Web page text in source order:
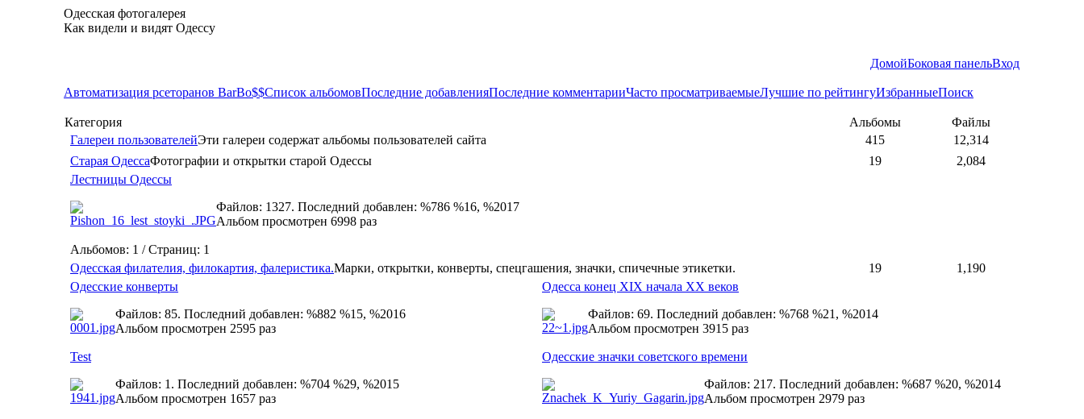
Одесская фотогалерея
Как видели и видят Одессу
ДомойБоковая панельВход
Автоматизация рсеторанов BarBo$$Список альбомовПоследние добавленияПоследние комментарииЧасто просматриваемыеЛучшие по рейтингуИзбранныеПоиск
Категория Альбомы
Файлы
Галереи пользователейЭти галереи содержат альбомы пользователей сайта 415
12,314
Старая ОдессаФотографии и открытки старой Одессы 19
2,084
Лестницы Одессы
Файлов: 1327. Последний добавлен: %786 %16, %2017
Альбом просмотрен 6998 раз
Альбомов: 1 / Страниц: 1
Одесская филателия, филокартия, фалеристика.Марки, открытки, конверты, спецгашения, значки, спичечные этикетки. 19
1,190
Одесские конверты
Файлов: 85. Последний добавлен: %882 %15, %2016
Альбом просмотрен 2595 раз
Одесса конец XIX начала ХХ веков
Файлов: 69. Последний добавлен: %768 %21, %2014
Альбом просмотрен 3915 раз
Test
Файлов: 1. Последний добавлен: %704 %29, %2015
Альбом просмотрен 1657 раз
Одесские значки советского времени
Файлов: 217. Последний добавлен: %687 %20, %2014
Альбом просмотрен 2979 раз